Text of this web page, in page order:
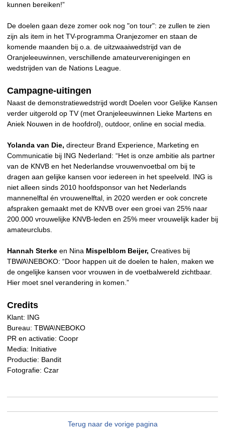
kunnen bereiken!”
De doelen gaan deze zomer ook nog "on tour": ze zullen te zien
zijn als item in het TV-programma Oranjezomer en staan de
komende maanden bij o.a. de uitzwaaiwedstrijd van de
Oranjeleeuwinnen, verschillende amateurverenigingen en
wedstrijden van de Nations League.
Campagne-uitingen
Naast de demonstratiewedstrijd wordt Doelen voor Gelijke Kansen
verder uitgerold op TV (met Oranjeleeuwinnen Lieke Martens en
Aniek Nouwen in de hoofdrol), outdoor, online en social media.
Yolanda van Die, directeur Brand Experience, Marketing en
Communicatie bij ING Nederland: “Het is onze ambitie als partner
van de KNVB en het Nederlandse vrouwenvoetbal om bij te
dragen aan gelijke kansen voor iedereen in het speelveld. ING is
niet alleen sinds 2010 hoofdsponsor van het Nederlands
mannenelftal én vrouwenelftal, in 2020 werden er ook concrete
afspraken gemaakt met de KNVB over een groei van 25% naar
200.000 vrouwelijke KNVB-leden en 25% meer vrouwelijk kader bij
amateurclubs.
Hannah Sterke en Nina Mispelblom Beijer, Creatives bij
TBWA\NEBOKO: “Door happen uit de doelen te halen, maken we
de ongelijke kansen voor vrouwen in de voetbalwereld zichtbaar.
Hier moet snel verandering in komen.”
Credits
Klant: ING
Bureau: TBWA\NEBOKO
PR en activatie: Coopr
Media: Initiative
Productie: Bandit
Fotografie: Czar
Terug naar de vorige pagina